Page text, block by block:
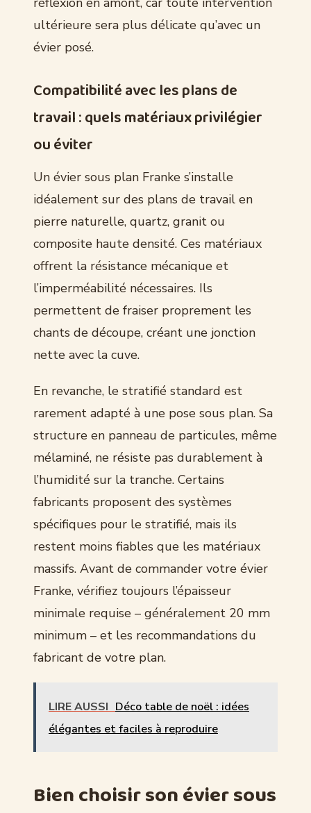
ultérieure sera plus délicate qu’avec un
évier posé.
Compatibilité avec les plans de
travail : quels matériaux privilégier
ou éviter
Un évier sous plan Franke s’installe
idéalement sur des plans de travail en
pierre naturelle, quartz, granit ou
composite haute densité. Ces matériaux
offrent la résistance mécanique et
l’imperméabilité nécessaires. Ils
permettent de fraiser proprement les
chants de découpe, créant une jonction
nette avec la cuve.
En revanche, le stratifié standard est
rarement adapté à une pose sous plan. Sa
structure en panneau de particules, même
mélaminé, ne résiste pas durablement à
l’humidité sur la tranche. Certains
fabricants proposent des systèmes
spécifiques pour le stratifié, mais ils
restent moins fiables que les matériaux
massifs. Avant de commander votre évier
Franke, vérifiez toujours l’épaisseur
minimale requise – généralement 20 mm
minimum – et les recommandations du
fabricant de votre plan.
LIRE AUSSI Déco table de noël : idées
élégantes et faciles à reproduire
Bien choisir son évier sous